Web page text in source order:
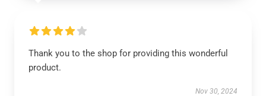
Thank you to the shop for providing this wonderful
product.
Nov 30, 2024